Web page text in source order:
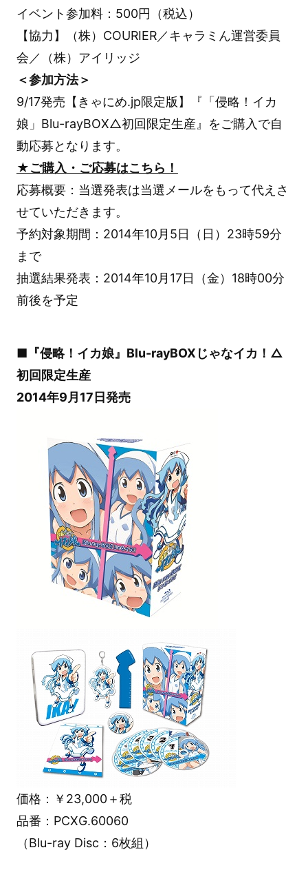
イベント参加料：500円（税込）
【協力】（株）COURIER／キャラミん運営委員
会／（株）アイリッジ
＜参加方法＞
9/17発売【きゃにめ.jp限定版】『「侵略！イカ
娘」Blu-rayBOX△初回限定生産』をご購入で自
動応募となります。
★ご購入・ご応募はこちら！
応募概要：当選発表は当選メールをもって代えさ
せていただきます。
予約対象期間：2014年10月5日（日）23時59分
まで
抽選結果発表：2014年10月17日（金）18時00分
前後を予定
■『侵略！イカ娘』Blu-rayBOXじゃなイカ！△
初回限定生産
2014年9月17日発売
価格：￥23,000＋税
品番：PCXG.60060
（Blu-ray Disc：6枚組）